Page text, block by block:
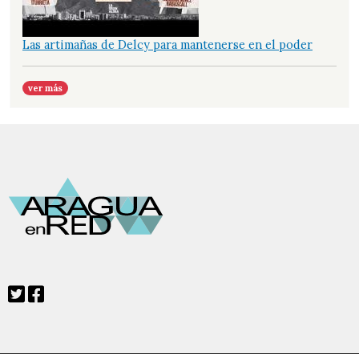
Las artimañas de Delcy para mantenerse en el poder
ver más